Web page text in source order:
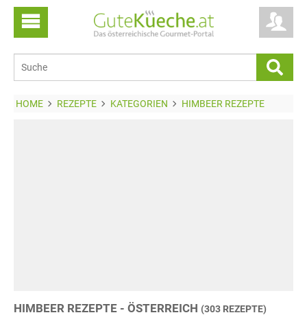
HOME REZEPTE KATEGORIEN HIMBEER REZEPTE
HIMBEER REZEPTE - ÖSTERREICH (303 REZEPTE)